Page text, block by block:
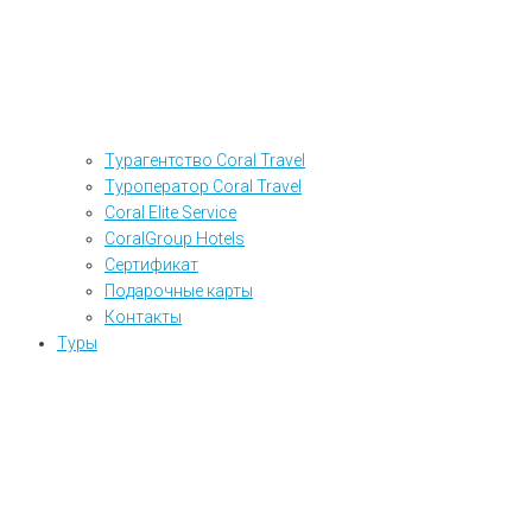
Турагентство Coral Travel
Туроператор Coral Travel
Coral Elite Service
CoralGroup Hotels
Сертификат
Подарочные карты
Контакты
Туры